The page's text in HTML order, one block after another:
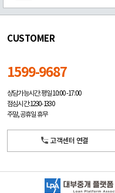
CUSTOMER
1599-9687
상담가능시간: 평일10:00 -17:00
점심시간: 12:30 - 13:30
주말, 공휴일 휴무
고객센터 연결